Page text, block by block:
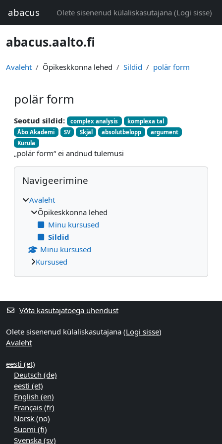
abacus Olete sisenenud külaliskasutajana (Logi sisse)
abacus.aalto.fi
Avaleht Õpikeskkonna lehed Sildid polär form
polär form
Seotud sildid: complex analysis
komplexa tal
Åbo Akademi
SV Skjäl absolutbelopp
argument
Kurula
„polär form“ ei andnud tulemusi
Plokid
Jäta vahele Navigeerimine
Navigeerimine
Avaleht
Õpikeskkonna lehed
Minu kursused
Sildid
Minu kursused
Kursused
Supplementary blocks
Võta kasutajatoega ühendust
Olete sisenenud külaliskasutajana (Logi sisse)
Avaleht
eesti ‎(et)‎
Deutsch ‎(de)‎
eesti ‎(et)‎
English ‎(en)‎
Français ‎(fr)‎
Norsk ‎(no)‎
Suomi ‎(fi)‎
Svenska ‎(sv)‎